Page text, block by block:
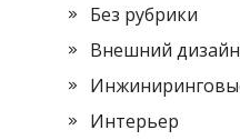
Без рубрики
Внешний дизайн
Интерьер